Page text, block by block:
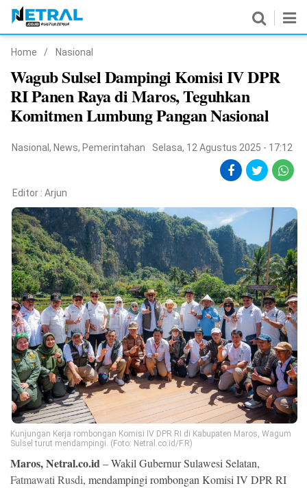
Nasional
Pemerintahan
Politik
Hukrim
Pendidikan
Peristiwa
Olahraga
Ekonomi
Memori
Home / Nasional
Wagub Sulsel Dampingi Komisi IV DPR
RI Panen Raya di Maros, Teguhkan
Komitmen Lumbung Pangan Nasional
Nasional , News, Pemerintahan Selasa, 12 Agustus 2025 - 17:12
Editor : Arjun
Kunjungan Kerja rombongan Komisi IV DPR RI di Kabupaten Maros, Wagum
Sulsel turut mendampingi. (Foto: Netral.co.id/F.R)
Maros, Netral.co.id– Wakil Gubernur Sulawesi Selatan,
Fatmawati Rusdi, mendampingi rombongan Komisi IV DPR RI